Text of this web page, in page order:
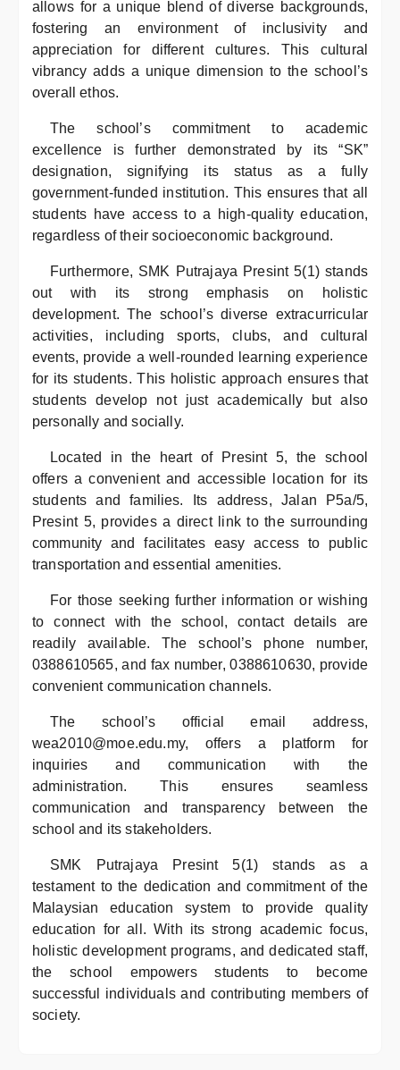
allows for a unique blend of diverse backgrounds,
fostering an environment of inclusivity and
appreciation for different cultures. This cultural
vibrancy adds a unique dimension to the school’s
overall ethos.
The school’s commitment to academic
excellence is further demonstrated by its “SK”
designation, signifying its status as a fully
government-funded institution. This ensures that all
students have access to a high-quality education,
regardless of their socioeconomic background.
Furthermore, SMK Putrajaya Presint 5(1) stands
out with its strong emphasis on holistic
development. The school’s diverse extracurricular
activities, including sports, clubs, and cultural
events, provide a well-rounded learning experience
for its students. This holistic approach ensures that
students develop not just academically but also
personally and socially.
Located in the heart of Presint 5, the school
offers a convenient and accessible location for its
students and families. Its address, Jalan P5a/5,
Presint 5, provides a direct link to the surrounding
community and facilitates easy access to public
transportation and essential amenities.
For those seeking further information or wishing
to connect with the school, contact details are
readily available. The school’s phone number,
0388610565, and fax number, 0388610630, provide
convenient communication channels.
The school’s official email address,
wea2010@moe.edu.my, offers a platform for
inquiries and communication with the
administration. This ensures seamless
communication and transparency between the
school and its stakeholders.
SMK Putrajaya Presint 5(1) stands as a
testament to the dedication and commitment of the
Malaysian education system to provide quality
education for all. With its strong academic focus,
holistic development programs, and dedicated staff,
the school empowers students to become
successful individuals and contributing members of
society.